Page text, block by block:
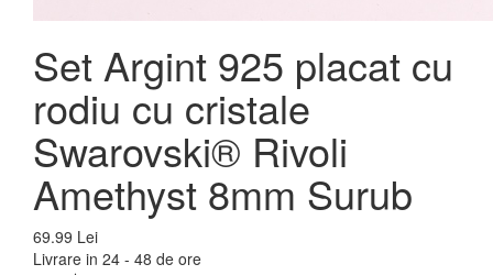
Set Argint 925 placat cu
rodiu cu cristale
Swarovski® Rivoli
Amethyst 8mm Surub
69.99 Lei
Livrare in 24 - 48 de ore